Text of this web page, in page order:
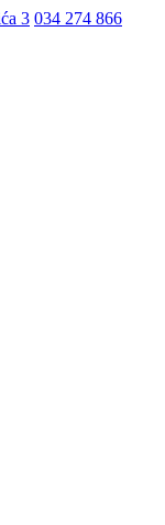
3 034 274 866